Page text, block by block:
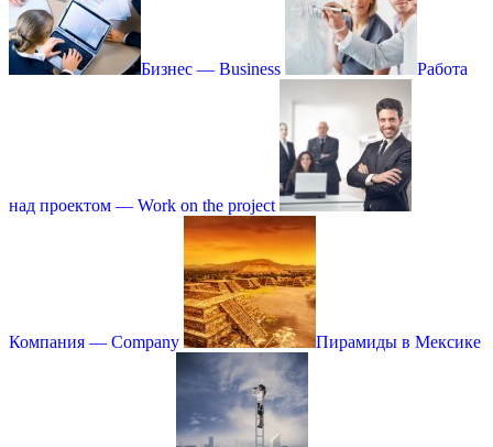
Бизнес — Business Работа
над проектом — Work on the project
Компания — Сompany Пирамиды в Мексике